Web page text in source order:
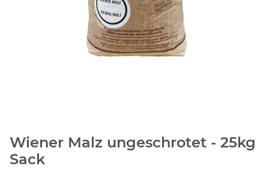
Wiener Malz ungeschrotet - 25kg
Sack